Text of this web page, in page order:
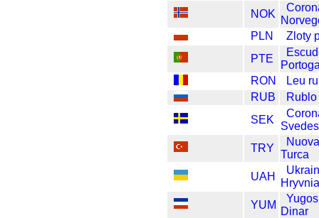
NOK
PLN
Zloty
PTE
RON
Leu
RUB
SEK
TRY
Turca
UAH
Hryvnia
YUM
Dinar